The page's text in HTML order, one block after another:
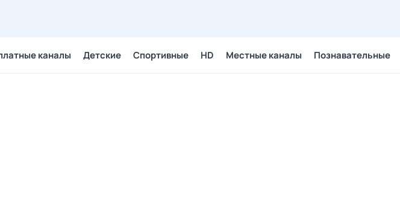
каналы Детские Спортивные HD Местные каналы Познавательные